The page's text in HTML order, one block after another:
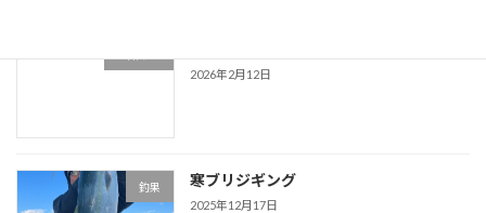
お知らせ
2026年2月12日
釣果 寒ブリジギング
2025年12月17日